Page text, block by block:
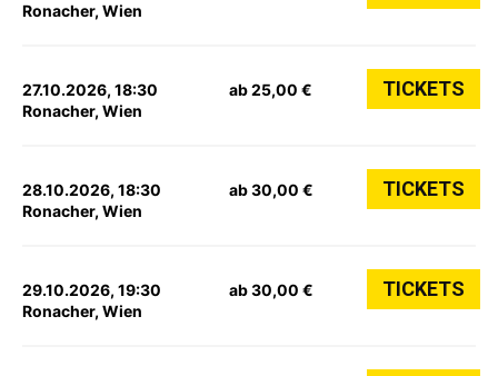
Ronacher, Wien
27.10.2026, 18:30
Ronacher, Wien
ab 25,00 € TICKETS
28.10.2026, 18:30
Ronacher, Wien
ab 30,00 € TICKETS
29.10.2026, 19:30
Ronacher, Wien
ab 30,00 € TICKETS